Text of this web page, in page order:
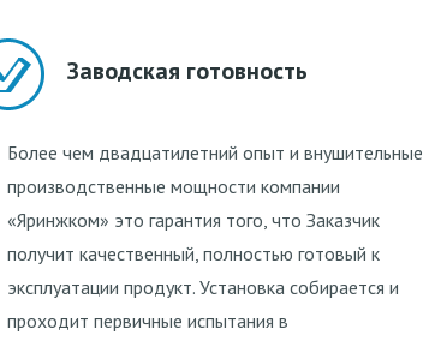
Заводская готовность
Более чем двадцатилетний опыт и внушительные
производственные мощности компании
«Яринжком» это гарантия того, что Заказчик
получит качественный, полностью готовый к
эксплуатации продукт. Установка собирается и
проходит первичные испытания в